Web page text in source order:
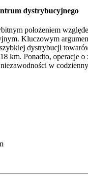
dystrybucyjnego
położeniem
Kluczowym
dystrybucji
km. Ponadto,
w